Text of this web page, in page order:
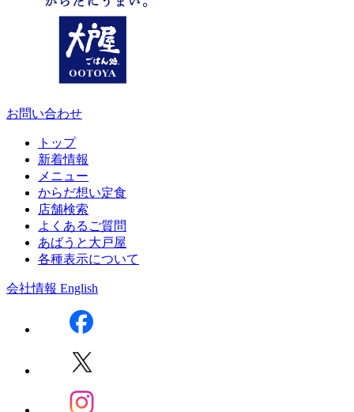
お問い合わせ
トップ
新着情報
メニュー
からだ想い定食
店舗検索
よくあるご質問
あばうと大戸屋
各種表示について
会社情報 English